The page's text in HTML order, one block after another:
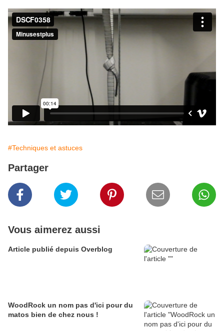
#Techniques et astuces
Partager
Vous aimerez aussi
Article publié depuis Overblog
WoodRock un nom pas d'ici pour du
matos bien de chez nous !